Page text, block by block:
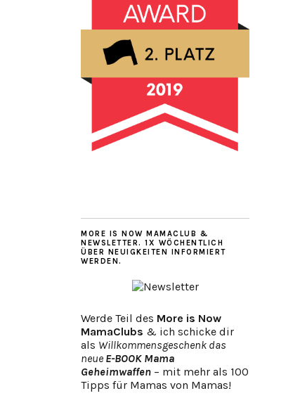
MORE IS NOW MAMACLUB &
NEWSLETTER. 1X WÖCHENTLICH
ÜBER NEUIGKEITEN INFORMIERT
WERDEN.
Werde Teil des More is Now
MamaClubs & ich schicke dir
als Willkommensgeschenk das
neue E-BOOK Mama
Geheimwaffen – mit mehr als 100
Tipps für Mamas von Mamas!